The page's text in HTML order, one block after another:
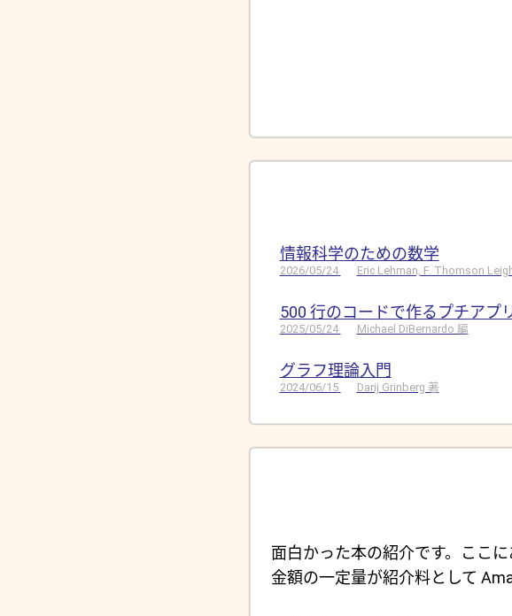
情報科学のための数学
2026/05/24 Eric Lehman, F. Thomson
500 行のコードで作るプチアプ
2025/05/24 Michael DiBernardo 編
グラフ理論入門
2024/06/15 Darij Grinberg 著
面白かった本の紹介です。ここ
金額の一定量が紹介料として